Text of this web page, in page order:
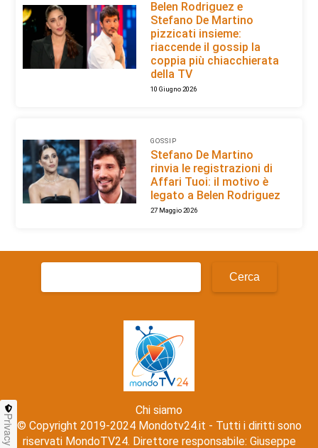
Belen Rodriguez e
Stefano De Martino
pizzicati insieme:
riaccende il gossip la
coppia più chiacchierata
della TV
10 Giugno 2026
GOSSIP
Stefano De Martino
rinvia le registrazioni di
Affari Tuoi: il motivo è
legato a Belen Rodriguez
27 Maggio 2026
Chi siamo
© Copyright 2019-2024 Mondotv24.it - Tutti i diritti sono
riservati MondoTV24. Direttore responsabile: Giuseppe
Privacy